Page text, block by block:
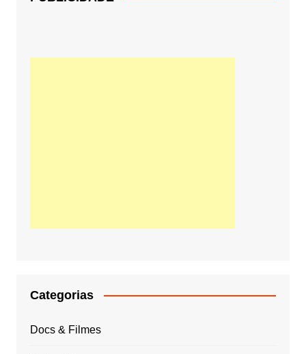
Categorias
Docs & Filmes